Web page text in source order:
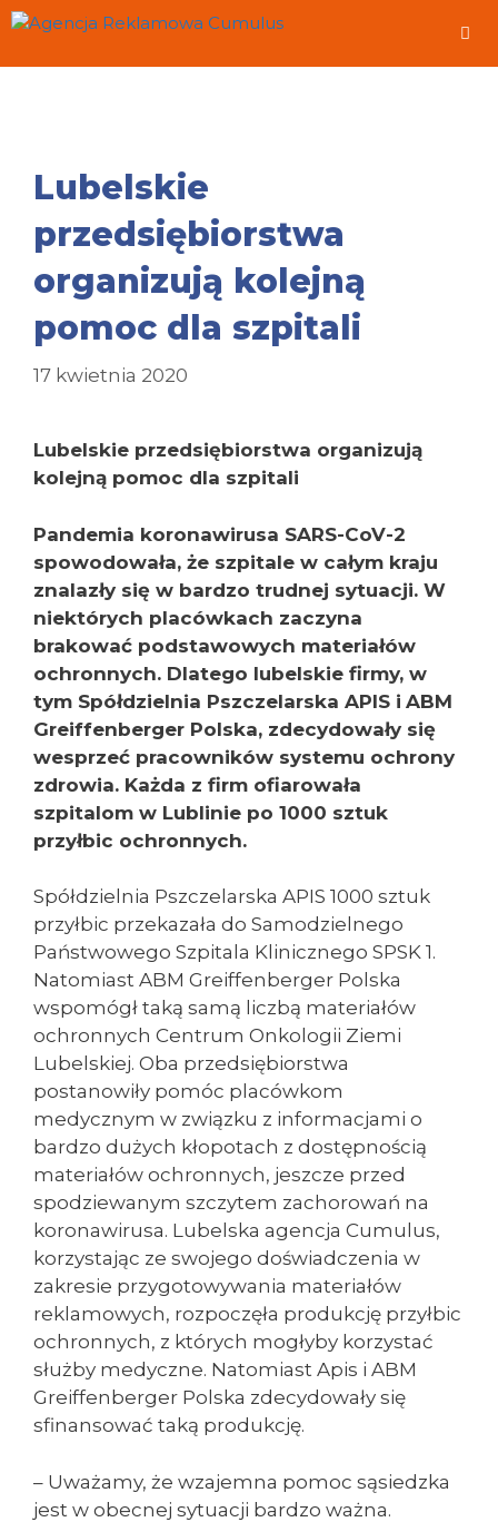
Przeskocz
treści
Lubelskie
przedsiębiorstwa
organizują kolejną
pomoc dla szpitali
17 kwietnia 2020
Lubelskie przedsiębiorstwa organizują
kolejną pomoc dla szpitali
Pandemia koronawirusa SARS-CoV-2
spowodowała, że szpitale w całym kraju
znalazły się w bardzo trudnej sytuacji. W
niektórych placówkach zaczyna
brakować podstawowych materiałów
ochronnych. Dlatego lubelskie firmy, w
tym Spółdzielnia Pszczelarska APIS i ABM
Greiffenberger Polska, zdecydowały się
wesprzeć pracowników systemu ochrony
zdrowia. Każda z firm ofiarowała
szpitalom w Lublinie po 1000 sztuk
przyłbic ochronnych.
Spółdzielnia Pszczelarska APIS 1000 sztuk
przyłbic przekazała do Samodzielnego
Państwowego Szpitala Klinicznego SPSK 1.
Natomiast ABM Greiffenberger Polska
wspomógł taką samą liczbą materiałów
ochronnych Centrum Onkologii Ziemi
Lubelskiej. Oba przedsiębiorstwa
postanowiły pomóc placówkom
medycznym w związku z informacjami o
bardzo dużych kłopotach z dostępnością
materiałów ochronnych, jeszcze przed
spodziewanym szczytem zachorowań na
koronawirusa. Lubelska agencja Cumulus,
korzystając ze swojego doświadczenia w
zakresie przygotowywania materiałów
reklamowych, rozpoczęła produkcję przyłbic
ochronnych, z których mogłyby korzystać
służby medyczne. Natomiast Apis i ABM
Greiffenberger Polska zdecydowały się
sfinansować taką produkcję.
– Uważamy, że wzajemna pomoc sąsiedzka
jest w obecnej sytuacji bardzo ważna.